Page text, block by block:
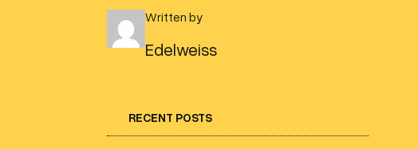
Written by
Edelweiss
RECENT POSTS